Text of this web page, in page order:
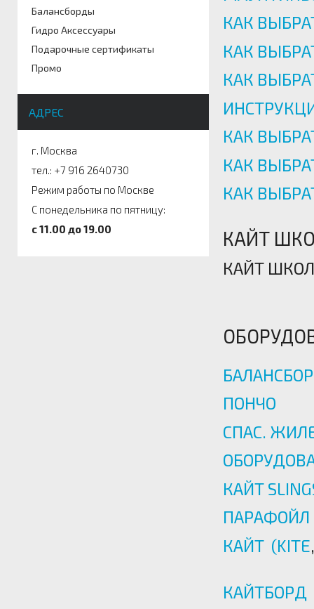
Балансборды
Гидро Аксессуары
Подарочные сертификаты
Промо
АДРЕС
г. Москва
тел.: +7 916 2640730
Режим работы по Москве
С понедельника по пятницу:
c 11.00 до 19.00
КАК
КАК
КАК
КАК
КАК
КАК
КАЙТ
КАЙТ
ПОНЧО
СПАС.
КАЙТ
ПАРАФОЙЛ
КАЙТ (KITE
КАЙТБОРД